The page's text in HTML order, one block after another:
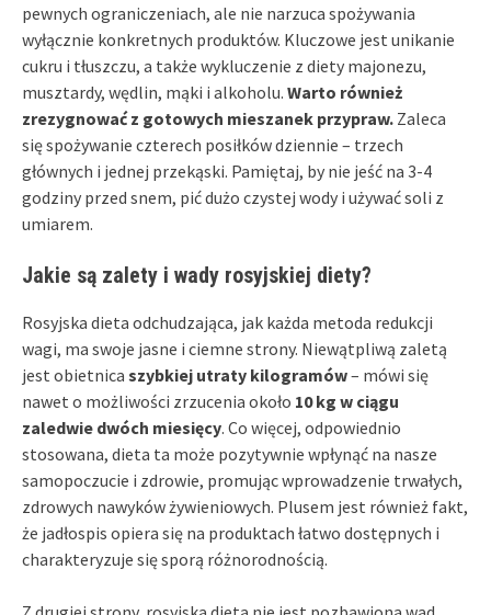
pewnych ograniczeniach, ale nie narzuca spożywania
wyłącznie konkretnych produktów. Kluczowe jest unikanie
cukru i tłuszczu, a także wykluczenie z diety majonezu,
musztardy, wędlin, mąki i alkoholu. Warto również
zrezygnować z gotowych mieszanek przypraw. Zaleca
się spożywanie czterech posiłków dziennie – trzech
głównych i jednej przekąski. Pamiętaj, by nie jeść na 3-4
godziny przed snem, pić dużo czystej wody i używać soli z
umiarem.
Jakie są zalety i wady rosyjskiej diety?
Rosyjska dieta odchudzająca, jak każda metoda redukcji
wagi, ma swoje jasne i ciemne strony. Niewątpliwą zaletą
jest obietnica szybkiej utraty kilogramów– mówi się
nawet o możliwości zrzucenia około 10 kg w ciągu
zaledwie dwóch miesięcy. Co więcej, odpowiednio
stosowana, dieta ta może pozytywnie wpłynąć na nasze
samopoczucie i zdrowie, promując wprowadzenie trwałych,
zdrowych nawyków żywieniowych. Plusem jest również fakt,
że jadłospis opiera się na produktach łatwo dostępnych i
charakteryzuje się sporą różnorodnością.